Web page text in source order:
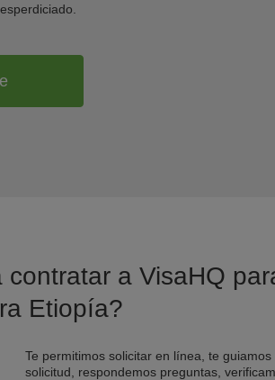
a VisaHQ
Etiopía?
Te permitimos solicitar en línea, te
solicitud, respondemos preguntas,